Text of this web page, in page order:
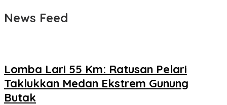
News Feed
Lomba Lari 55 Km: Ratusan Pelari
Taklukkan Medan Ekstrem Gunung
Butak